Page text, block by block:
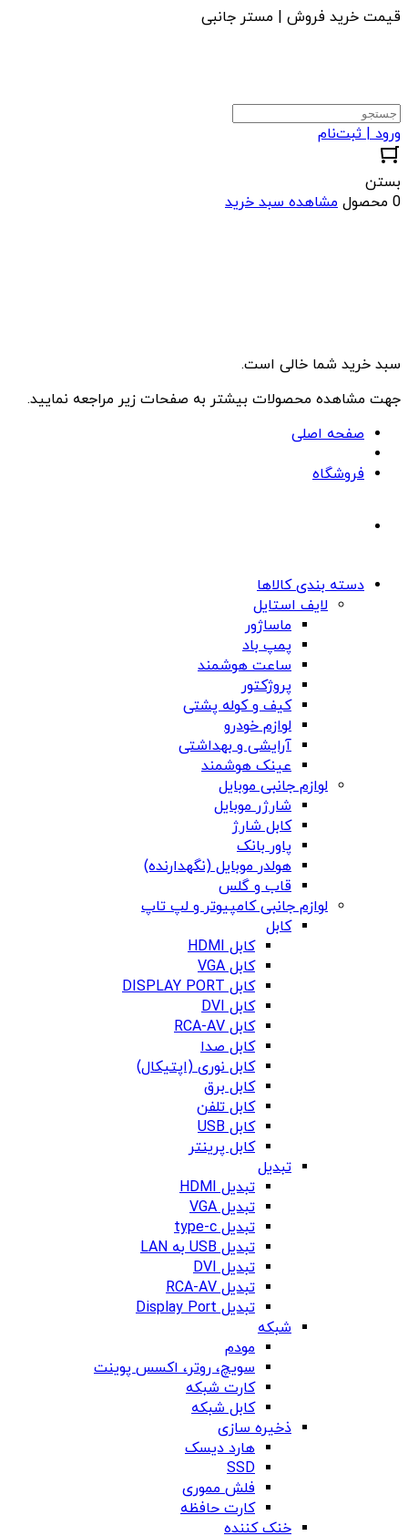
قیمت خرید فروش | مستر جانبی
ورود | ثبت‌نام
بستن
0 محصول
مشاهده سبد خرید
سبد خرید شما خالی است.
جهت مشاهده محصولات بیشتر به صفحات زیر مراجعه نمایید.
صفحه اصلی
فروشگاه
دسته بندی کالاها
لایف استایل
ماساژور
پمپ باد
ساعت هوشمند
پروژکتور
کیف و کوله پشتی
لوازم خودرو
آرایشی و بهداشتی
عینک هوشمند
لوازم جانبی موبایل
شارژر موبایل
کابل شارژ
پاور بانک
هولدر موبایل (نگهدارنده)
قاب و گلس
لوازم جانبی کامپیوتر و لپ تاپ
کابل
کابل HDMI
کابل VGA
کابل DISPLAY PORT
کابل DVI
کابل RCA-AV
کابل صدا
کابل نوری (اپتیکال)
کابل برق
کابل تلفن
کابل USB
کابل پرینتر
تبدیل
تبدیل HDMI
تبدیل VGA
تبدیل type-c
تبدیل USB به LAN
تبدیل DVI
تبدیل RCA-AV
تبدیل Display Port
شبکه
مودم
سویچ، روتر، اکسس پوینت
کارت شبکه
کابل شبکه
ذخیره سازی
هارد دیسک
SSD
فلش مموری
کارت حافظه
خنک کننده